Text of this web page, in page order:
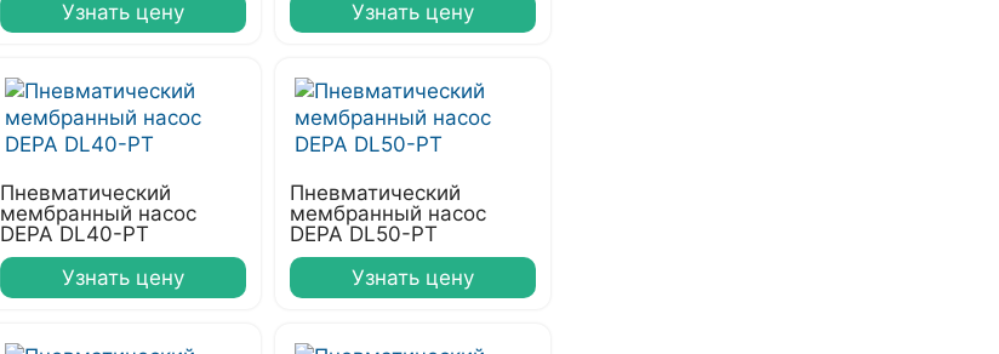
Узнать цену
Узнать цену
Пневматический
мембранный насос
DEPA DL40-PT
Узнать цену
Пневматический
мембранный насос
DEPA DL50-PT
Узнать цену